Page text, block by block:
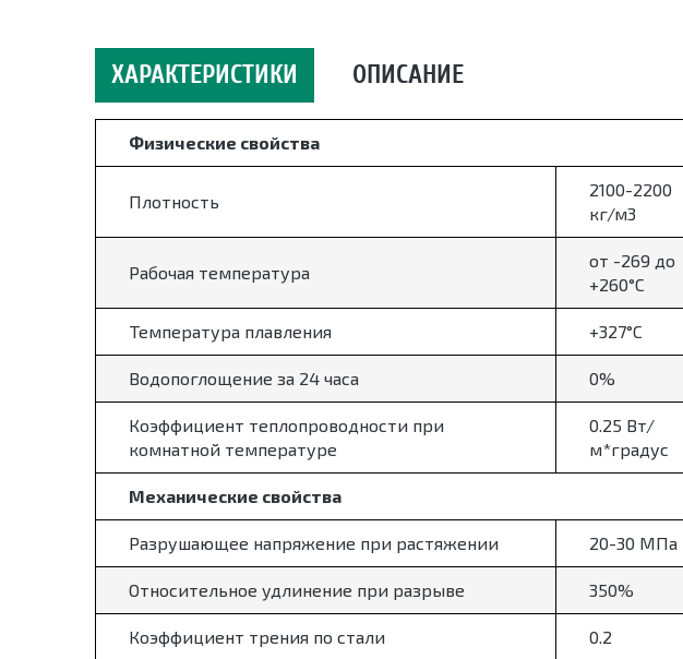
ХАРАКТЕРИСТИКИ ОПИСАНИЕ
Физические свойства
Плотность
2100-2200
кг/м3
Рабочая температура
от -269 до
+260°С
Температура плавления +327°С
Водопоглощение за 24 часа 0%
Коэффициент теплопроводности при
комнатной температуре
0.25 Вт/
м*градус
Механические свойства
Разрушающее напряжение при растяжении 20-30 МПа
Относительное удлинение при разрыве 350%
Коэффициент трения по стали 0.2